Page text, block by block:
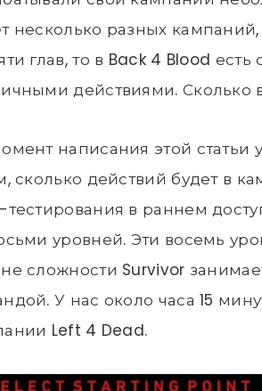
несколько разных
глав, то в Back 4 Blood
действиями. Сколько
написания этой
сколько действий будет в
тестирования в раннем
уровней. Эти восемь
сложности Survivor
У нас около часа 15
Left 4 Dead.